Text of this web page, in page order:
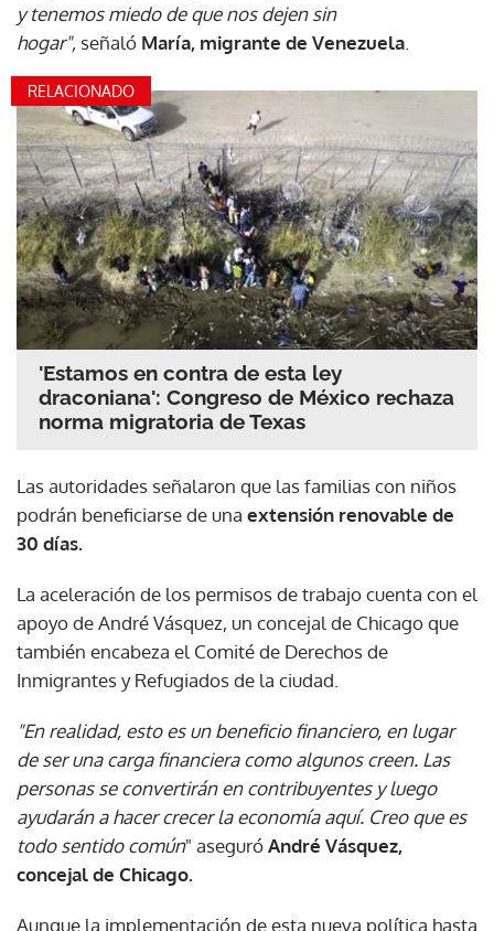
y tenemos miedo de que nos dejen sin
hogar", señaló María, migrante de Venezuela
RELACIONADO
'Estamos en contra de esta ley
draconiana': Congreso de México rechaza
norma migratoria de Texas
Las autoridades señalaron que las familias con niños
podrán beneficiarse de una extensión renovable de
30 días.
La aceleración de los permisos de trabajo cuenta con el
apoyo de André Vásquez, un concejal de Chicago que
también encabeza el Comité de Derechos de
Inmigrantes y Refugiados de la ciudad.
"En realidad, esto es un beneficio financiero, en lugar
de ser una carga financiera como algunos creen. Las
personas se convertirán en contribuyentes y luego
ayudarán a hacer crecer la economía aquí. Creo que es
todo sentido común" aseguróAndré Vásquez,
concejal de Chicago.
Aunque la implementación de esta nueva política hasta